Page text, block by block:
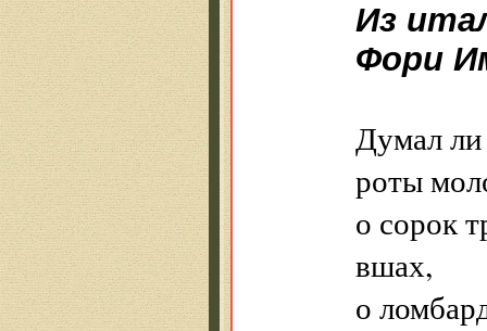
Из
Фори
Думал ли
роты
о сорок
вшах,
о